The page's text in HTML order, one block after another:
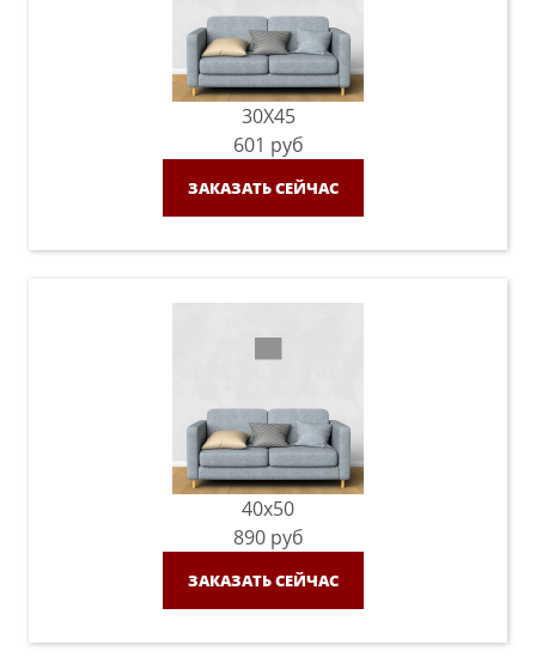
30X45
601 руб
ЗАКАЗАТЬ СЕЙЧАС
40x50
890 руб
ЗАКАЗАТЬ СЕЙЧАС